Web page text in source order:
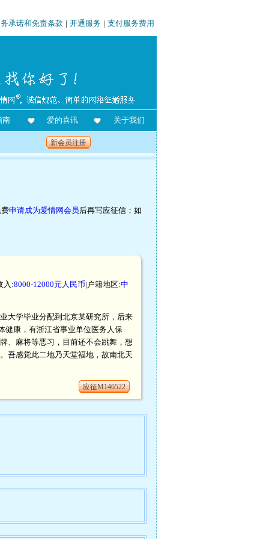
承诺和免责条款 | 开通服务 | 支付服务费用
南 爱的喜讯 关于我们
新会员注册
申请成为爱情网会员后再写应征信；如
入:8000-12000元人民币|户籍地区:中
大学毕业分配到北京某研究所，后来
健康，有浙江省事业单位医务人保
、麻将等恶习，目前还不会跳舞，想
吾感觉此二地乃天堂福地，故南北天
应征M146522